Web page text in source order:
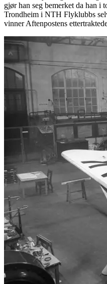
gjør han seg bemerket da han i
Trondheim i NTH Flyklubbs
vinner Aftenpostens